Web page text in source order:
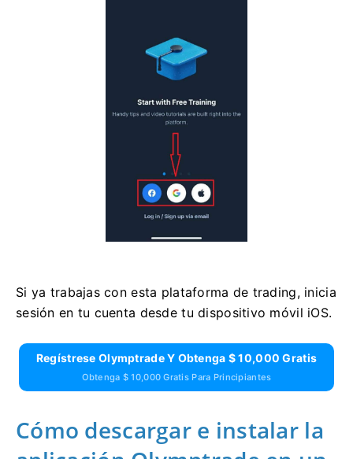
Si ya trabajas con esta plataforma de trading, inicia
sesión en tu cuenta desde tu dispositivo móvil iOS.
Regístrese Olymptrade Y Obtenga $ 10,000 Gratis
Obtenga $ 10,000 Gratis Para Principiantes
Cómo descargar e instalar la